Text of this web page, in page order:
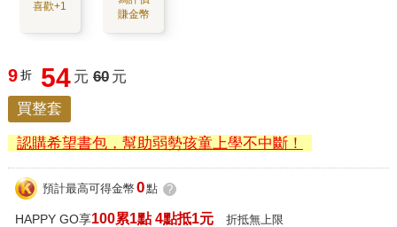
喜歡+1
賺金幣
9 折 54 元 60 元
買整套
認購希望書包，幫助弱勢孩童上學不中斷！
預計最高可得金幣 0點 ?
HAPPY GO享100累1點 4點抵1元 折抵無上限